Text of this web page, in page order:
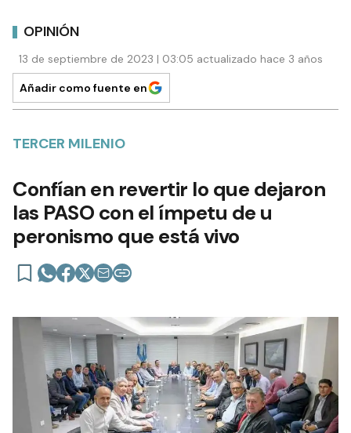
OPINIÓN
13 de septiembre de 2023 | 03:05 actualizado hace 3 años
Añadir como fuente en
TERCER MILENIO
Confían en revertir lo que dejaron
las PASO con el ímpetu de u
peronismo que está vivo